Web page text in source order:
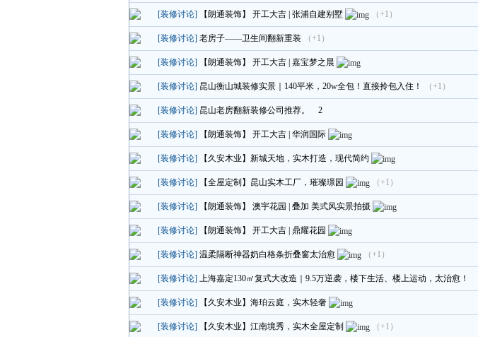
[装修讨论] 【朗通装饰】 开工大吉 | 张浦自建别墅 （+1）
[装修讨论] 老房子——卫生间翻新重装 （+1）
[装修讨论] 【朗通装饰】 开工大吉 | 嘉宝梦之晨
[装修讨论] 昆山衡山城装修实景｜140平米，20w全包！直接拎包入住！ （+1）
[装修讨论] 昆山老房翻新装修公司推荐。 2
[装修讨论] 【朗通装饰】 开工大吉 | 华润国际
[装修讨论] 【久安木业】新城天地，实木打造，现代简约
[装修讨论] 【全屋定制】昆山实木工厂，璀璨璟园 （+1）
[装修讨论] 【朗通装饰】 澳宇花园 | 叠加 美式风实景拍摄
[装修讨论] 【朗通装饰】 开工大吉 | 鼎耀花园
[装修讨论] 温柔隔断神器奶白格条折叠窗太治愈 （+1）
[装修讨论] 上海嘉定130㎡复式大改造｜9.5万逆袭，楼下生活、楼上运动，太治愈！
[装修讨论] 【久安木业】海珀云庭，实木轻奢
[装修讨论] 【久安木业】江南境秀，实木全屋定制 （+1）